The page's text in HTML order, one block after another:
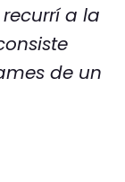
a la
de un